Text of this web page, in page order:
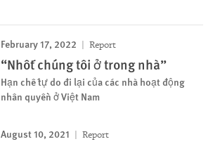
February 17, 2022 Report
“Nhốt chúng tôi ở trong nhà”
Hạn chế tự do đi lại của các nhà hoạt động
nhân quyền ở Việt Nam
August 10, 2021 Report